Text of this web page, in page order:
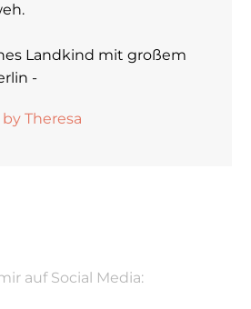
Landkind mit großem
-
Theresa
auf Social Media: